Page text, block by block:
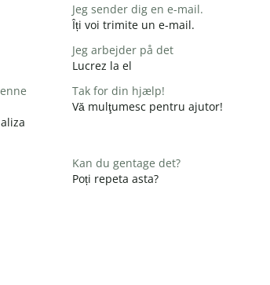
Jeg sender dig en e-mail.
Îți voi trimite un e-mail.
Jeg arbejder på det
Lucrez la el
Tak for din hjælp!
Vă mulţumesc pentru ajutor!
Kan du gentage det?
Poți repeta asta?